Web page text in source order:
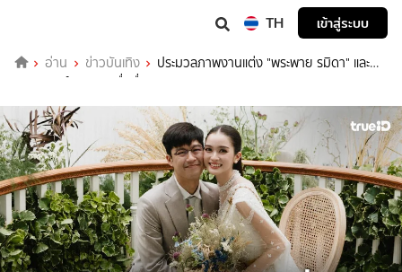
TH เข้าสู่ระบบ
อ่าน ข่าวบันเทิง
ประมวลภาพงานแต่ง "พระพาย รมิดา" และ
"หนุน ชนน์ชนก" สุดชื่นมื่น